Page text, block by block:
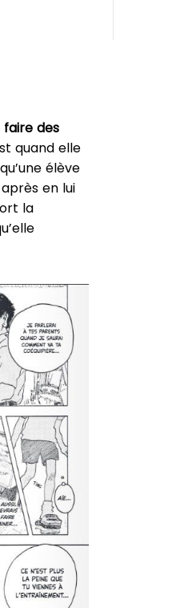
des
quand elle
élève
en lui
la